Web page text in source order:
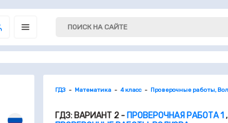
ГДЗ Математика 4 класс Проверочные работы,
ГДЗ: ВАРИАНТ 2 - ПРОВЕРОЧНАЯ РАБОТА 1,